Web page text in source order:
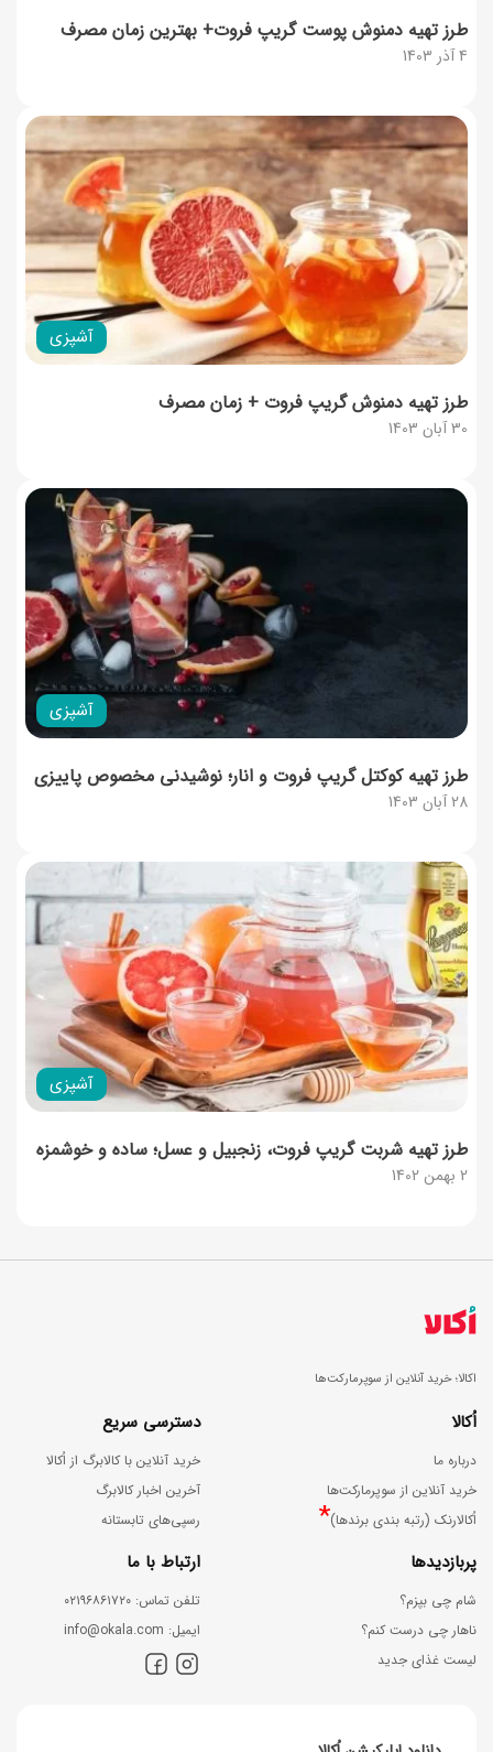
4 آذر 1403
طرز تهیه دمنوش پوست گریپ فروت+ بهترین زمان مصرف
آشپزی
30 آبان 1403
طرز تهیه دمنوش گریپ فروت + زمان مصرف
آشپزی
28 آبان 1403
طرز تهیه کوکتل گریپ فروت و انار؛ نوشیدنی مخصوص پاییزی
آشپزی
2 بهمن 1402
طرز تهیه شربت گریپ فروت، زنجبیل و عسل؛ ساده و خوشمزه
اکالا؛ خرید آنلاین از سوپرمارکت‌ها
اُکالا
درباره ما
خرید آنلاین از سوپرمارکت‌ها
اُکالارنک (رتبه بندی برندها)*
دسترسی سریع
خرید آنلاین با کالابرگ از اُکالا
آخرین اخبار کالابرگ
رسپی‌های تابستانه
پربازدیدها
شام چی بپزم؟
ناهار چی درست کنم؟
لیست غذای جدید
ارتباط با ما
ﺗﻠﻔﻦ ﺗﻤﺎس: ۰۲۱۹۶۸۶۱۷۲۰
اﯾﻤﯿﻞ: info@okala.com